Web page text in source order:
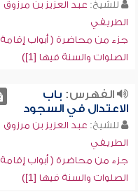
للشيخ: عبد العزيز بن مرزوق
الطريفي
جزء من محاضرة ( أبواب إقامة
الصلوات والسنة فيها [1])
الفهرس: باب
الاعتدال في السجود
للشيخ: عبد العزيز بن مرزوق
الطريفي
جزء من محاضرة ( أبواب إقامة
الصلوات والسنة فيها [1])